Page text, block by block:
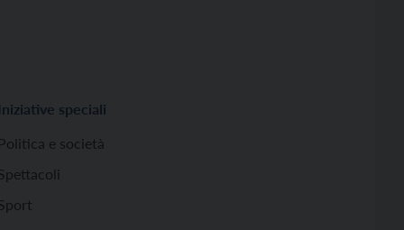
Iniziative speciali
Politica e società